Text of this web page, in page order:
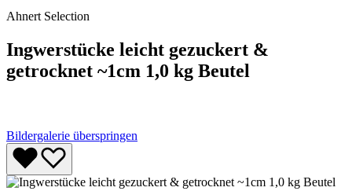
Ahnert Selection
Ingwerstücke leicht gezuckert &
getrocknet ~1cm 1,0 kg Beutel
Bildergalerie überspringen